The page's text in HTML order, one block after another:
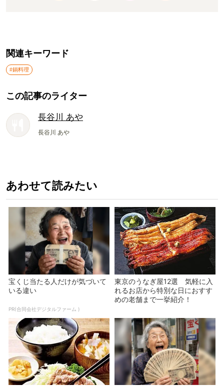
関連キーワード
#鍋料理
この記事のライター
長谷川 あや
長谷川 あや
あわせて読みたい
宝くじ当たる人だけが気づいて
いる違い
PR(合同会社デジタルファーム )
東京のうなぎ屋12選 気軽に入
れるお店から特別な日におすす
めの老舗まで一挙紹介！